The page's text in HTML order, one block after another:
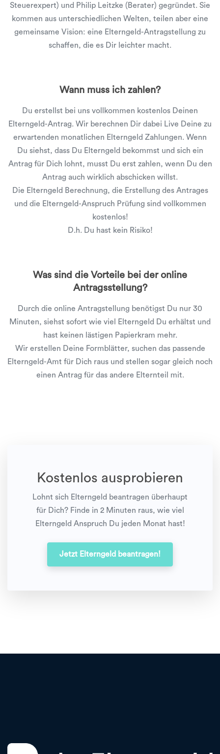
Steuerexpert) und Philip Leitzke (Berater) gegründet. Sie
kommen aus unterschiedlichen Welten, teilen aber eine
gemeinsame Vision: eine Elterngeld-Antragstellung zu
schaffen, die es Dir leichter macht.
Wann muss ich zahlen?
Du erstellst bei uns vollkommen kostenlos Deinen
Elterngeld-Antrag. Wir berechnen Dir dabei Live Deine zu
erwartenden monatlichen Elterngeld Zahlungen. Wenn
Du siehst, dass Du Elterngeld bekommst und sich ein
Antrag für Dich lohnt, musst Du erst zahlen, wenn Du den
Antrag auch wirklich abschicken willst.
Die Elterngeld Berechnung, die Erstellung des Antrages
und die Elterngeld-Anspruch Prüfung sind vollkommen
kostenlos!
D.h. Du hast kein Risiko!
Was sind die Vorteile bei der online
Antragsstellung?
Durch die online Antragstellung benötigst Du nur 30
Minuten, siehst sofort wie viel Elterngeld Du erhältst und
hast keinen lästigen Papierkram mehr.
Wir erstellen Deine Formblätter, suchen das passende
Elterngeld-Amt für Dich raus und stellen sogar gleich noch
einen Antrag für das andere Elternteil mit.
Kostenlos ausprobieren
Lohnt sich Elterngeld beantragen überhaupt
für Dich? Finde in 2 Minuten raus, wie viel
Elterngeld Anspruch Du jeden Monat hast!
Jetzt Elterngeld beantragen!